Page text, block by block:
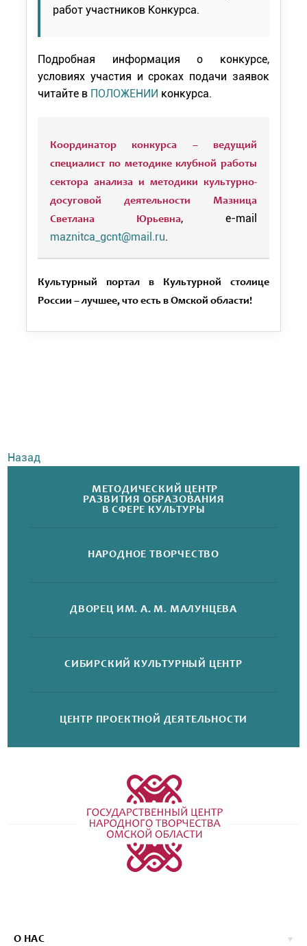
работ участников Конкурса.
Подробная информация о конкурсе,
условиях участия и сроках подачи заявок
читайте в ПОЛОЖЕНИИ конкурса.
Координатор конкурса – ведущий
специалист по методике клубной работы
сектора анализа и методики культурно-
досуговой деятельности Мазница
Светлана Юрьевна, e-mail
maznitca_gcnt@mail.ru.
Культурный портал в Культурной столице
России – лучшее, что есть в Омской области!
Назад
МЕТОДИЧЕСКИЙ ЦЕНТР
РАЗВИТИЯ ОБРАЗОВАНИЯ
В СФЕРЕ КУЛЬТУРЫ
НАРОДНОЕ ТВОРЧЕСТВО
ДВОРЕЦ ИМ. А. М. МАЛУНЦЕВА
СИБИРСКИЙ КУЛЬТУРНЫЙ ЦЕНТР
ЦЕНТР ПРОЕКТНОЙ ДЕЯТЕЛЬНОСТИ
О НАС